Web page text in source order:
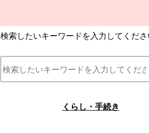
検索したいキーワードを入力してくださ
くらし・手続き